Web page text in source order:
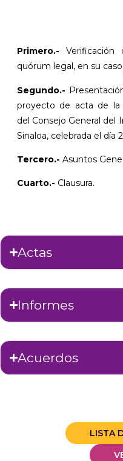
Primero.- Verificación
quórum legal, en su
Segundo.-
proyecto de acta de la
del Consejo General del
Sinaloa, celebrada el día
Tercero.- Asuntos
Cuarto.- Clausura.
Actas
Informes
Acuerdos
LISTA